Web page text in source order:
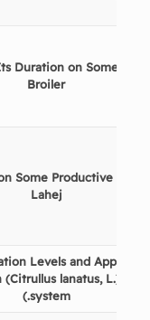
Duration on Some
Broiler
Some Productive
Lahej
Levels and
lanatus, L.)
system
.
)